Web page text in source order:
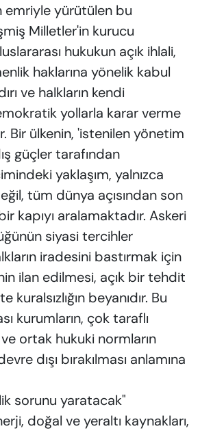
emriyle yürütülen bu
Milletler'in kurucu
hukukun açık ihlali,
haklarına yönelik kabul
ve halkların kendi
yollarla karar verme
Bir ülkenin, 'istenilen yönetim
güçler tarafından
yaklaşım, yalnızca
tüm dünya açısından son
kapıyı aralamaktadır. Askeri
siyasi tercihler
iradesini bastırmak için
ilan edilmesi, açık bir tehdit
beyanıdır. Bu
kurumların, çok taraflı
ortak hukuki normların
dışı bırakılması anlamına
sorunu yaratacak"
doğal ve yeraltı kaynakları,